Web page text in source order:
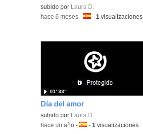
subido por Laura D.
-hace 6 meses -Idioma:
-1 visualizaciones
Día del amor
Contenido educativo.
subido por Laura D.
01′ 33″
-hace un año -Idioma:
-1 visualizaciones